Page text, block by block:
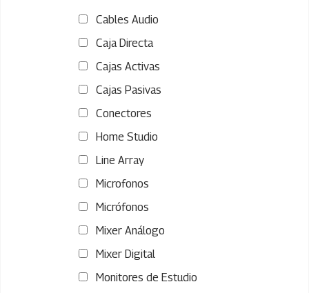
Cables Audio
Caja Directa
Cajas Activas
Cajas Pasivas
Conectores
Home Studio
Line Array
Microfonos
Micrófonos
Mixer Análogo
Mixer Digital
Monitores de Estudio